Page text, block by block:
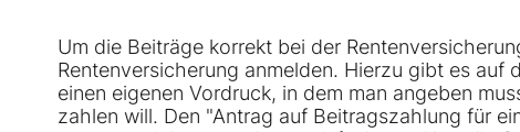
Um die Beiträge korrekt bei der
Rentenversicherung anmelden. Hierzu gibt es
einen eigenen Vordruck, in dem man angeben
zahlen will. Den "Antrag auf Beitragszahlung für